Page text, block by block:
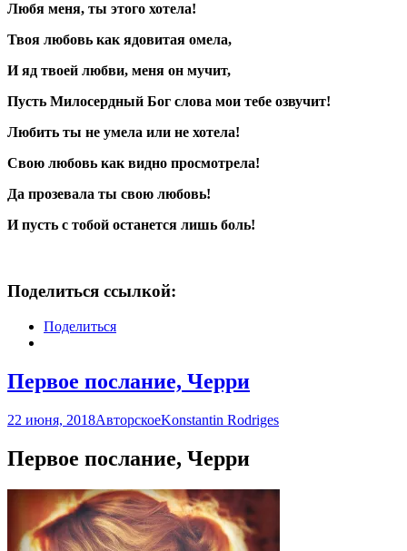
Любя меня, ты этого хотела!
Твоя любовь как ядовитая омела,
И яд твоей любви, меня он мучит,
Пусть Милосердный Бог слова мои тебе озвучит!
Любить ты не умела или не хотела!
Свою любовь как видно просмотрела!
Да прозевала ты свою любовь!
И пусть с тобой останется лишь боль!
Поделиться ссылкой:
Поделиться
Первое послание, Черри
22 июня, 2018АвторскоеKonstantin Rodriges
Первое послание, Черри